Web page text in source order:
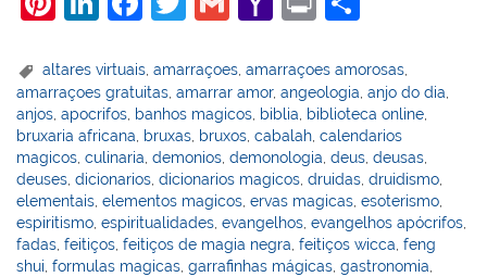
er
e
st
k
e
dI
n
c
e
b
o
o
k
itt
er
ai
l
h
o
o
M
ai
l
t
ar
e
altares virtuais ,amarraçoes ,amarraçoes amorosas
amarraçoes gratuitas,amarrar amor,angeologia,anjo do dia,
anjos,apocrifos, banhos magicos, biblia, biblioteca online,
bruxaria africana, bruxas, bruxos,cabalah,calendarios
magicos,culinaria,demonios,demonologia,deus,deusas,
deuses,dicionarios,dicionarios magicos,druidas,druidismo,
elementais,elementos magicos,ervas magicas,esoterismo,
espiritismo,espiritualidades,evangelhos,evangelhos apócrifos,
fadas,feitiços,feitiços de magia negra,feitiços wicca,feng
shui,formulas magicas,garrafinhas mágicas,gastronomia,